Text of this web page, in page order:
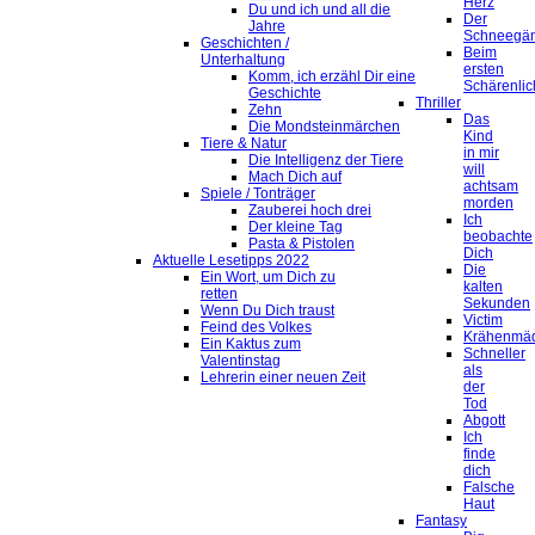
Du und ich und all die
Jahre
Geschichten /
Unterhaltung
Komm, ich erzähl Dir eine
Geschichte
Zehn
Die Mondsteinmärchen
Tiere & Natur
Die Intelligenz der Tiere
Mach Dich auf
Spiele / Tonträger
Zauberei hoch drei
Der kleine Tag
Pasta & Pistolen
Aktuelle Lesetipps 2022
Ein Wort, um Dich zu
retten
Wenn Du Dich traust
Feind des Volkes
Ein Kaktus zum
Valentinstag
Lehrerin einer neuen Zeit
Der
Beim
ersten
Thriller
Das
Kind
in mir
will
achtsam
morden
Ich
beobachte
Dich
Die
kalten
Sekunden
Victim
Schneller
als
der
Tod
Abgott
Ich
finde
dich
Falsche
Haut
Fantasy